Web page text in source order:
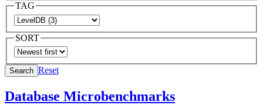
TAG
SORT
Search Reset
Database Microbenchmarks